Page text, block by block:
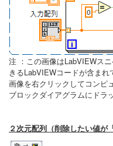
注 ：この画像はLabVIEWス
きるLabVIEWコードが含まれ
画像を右クリックしてコンピ
ブロックダイアグラムにドラ
２次元配列（削除したい値が